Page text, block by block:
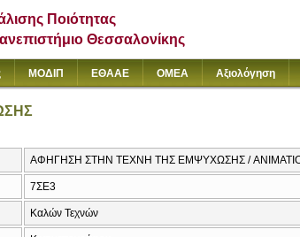
Ποιότητας
Θεσσαλονίκης
ΜΟΔΙΠ ΕΘΑΑΕ ΟΜΕΑ Αξιολόγηση
ΑΦΗΓΗΣΗ ΣΤΗΝ ΤΕΧΝΗ ΤΗΣ ΕΜΨΥΧΩΣΗΣ /
7ΣΕ3
Καλών Τεχνών